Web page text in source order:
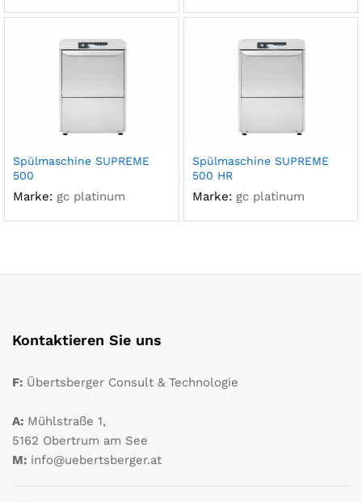
Spülmaschine SUPREME
500
Marke: gc platinum
Spülmaschine SUPREME
500 HR
Marke: gc platinum
Kontaktieren Sie uns
F: Übertsberger Consult & Technologie
A: Mühlstraße 1,
5162 Obertrum am See
M: info@uebertsberger.at